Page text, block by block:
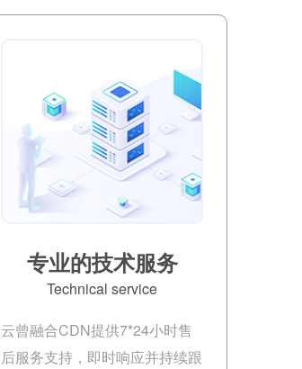
专业的技术服务
Technical service
云曾融合CDN提供7*24小时售
后服务支持，即时响应并持续跟